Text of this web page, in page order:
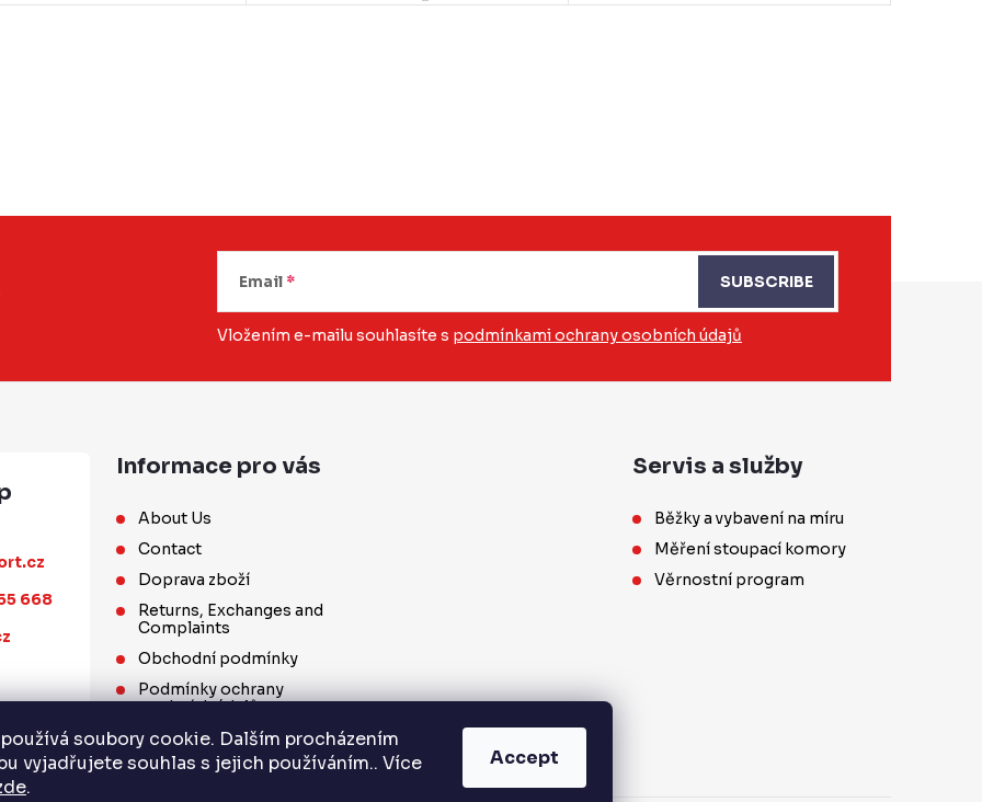
soubory cookie. Dalším procházením
vyjadřujete souhlas s jejich používáním.. Více
.
Accept
Email
Vložením e-mailu souhlasíte s podmínkami ochrany osobních údajů
SUBSCRIBE
668
Informace pro vás
About Us
Contact
Doprava zboží
Returns, Exchanges and
Complaints
Obchodní podmínky
Podmínky ochrany
osobních údajů
Wholesale Partnership
Servis a služby
Běžky a vybavení na míru
Měření stoupací komory
Věrnostní program